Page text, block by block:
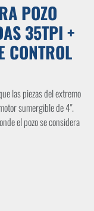
POZO
35TPI +
CONTROL
las piezas del extremo
sumergible de 4".
el pozo se considera